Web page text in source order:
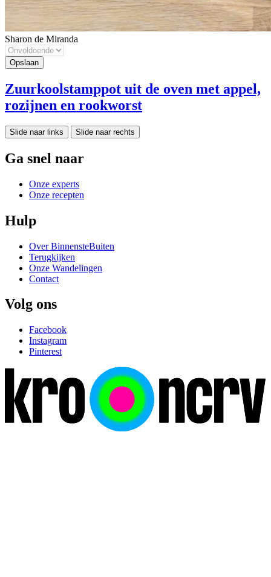
Sharon de Miranda
Zuurkoolstamppot uit de oven met appel,
rozijnen en rookworst
Slide naar links Slide naar rechts
Ga snel naar
Onze experts
Onze recepten
Hulp
Over BinnensteBuiten
Terugkijken
Onze Wandelingen
Contact
Volg ons
Facebook
Instagram
Pinterest